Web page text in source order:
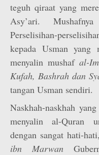
teguh qiraat yang
Asy’ari.
Perselisihan-
kepada Usman yang
menyalin mushaf al-
Kufah, Bashrah dan
tangan Usman sendiri.
Naskhah-naskhah
menyalin al-Quran
dengan sangat hati-
ibn Marwan